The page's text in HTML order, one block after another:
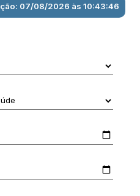
07/08/2026 às 10:43:46